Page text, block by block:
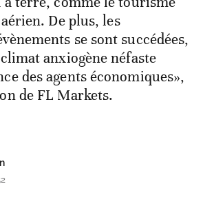
De plus, les
se sont succédées,
anxiogène néfaste
des agents économiques»,
de FL Markets.